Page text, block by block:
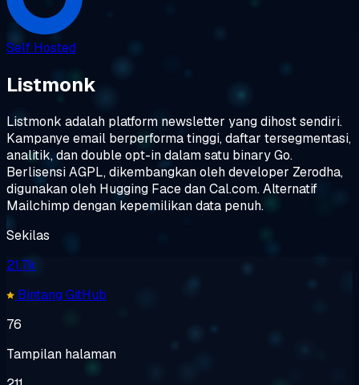
Self Hosted
Listmonk
Listmonk adalah platform newsletter yang dihost sendiri.
Kampanye email berperforma tinggi, daftar tersegmentasi,
analitik, dan double opt-in dalam satu binary Go.
Berlisensi AGPL, dikembangkan oleh developer Zerodha,
digunakan oleh Hugging Face dan Cal.com. Alternatif
Mailchimp dengan kepemilikan data penuh.
Sekilas
21.7k
Bintang GitHub
76
Tampilan halaman